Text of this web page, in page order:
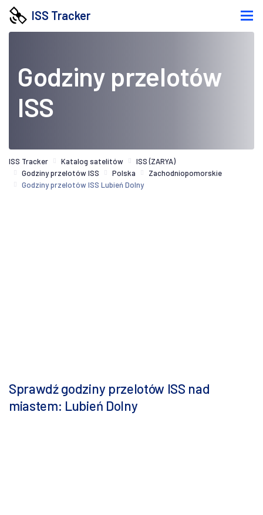
ISS Tracker
Godziny przelotów
ISS
ISS Tracker Katalog satelitów
ISS (ZARYA)
Godziny przelotów ISS
Polska
Zachodniopomorskie
Godziny przelotów ISS Lubień Dolny
Sprawdź godziny przelotów ISS nad
miastem: Lubień Dolny